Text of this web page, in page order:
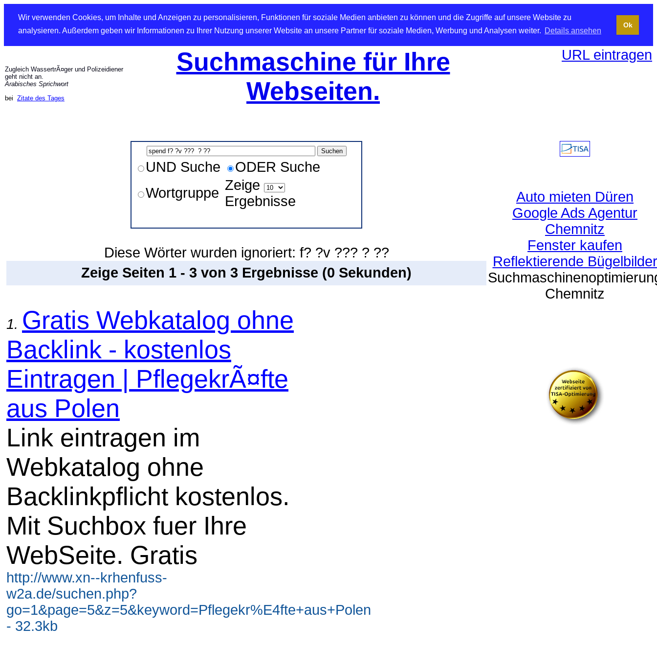
Wir verwenden Cookies, um Inhalte und Anzeigen zu personalisieren, Funktionen für soziale Medien anbieten zu können und die Zugriffe auf unsere Website zu
analysieren. Außerdem geben wir Informationen zu Ihrer Nutzung unserer Website an unsere Partner für soziale Medien, Werbung und Analysen weiter. Details ansehen
Ok
Zugleich WassertrÃ¤ger und Polizeidiener
geht nicht an.
Arabisches Sprichwort
bei Zitate des Tages
Suchmaschine für Ihre
Webseiten.
URL eintragen
UND Suche
ODER Suche
Wortgruppe Zeige
Ergebnisse
Diese Wörter wurden ignoriert: f? ?v ??? ? ??
Zeige Seiten 1 - 3 von 3 Ergebnisse (0 Sekunden)
1. Gratis Webkatalog ohne
Backlink - kostenlos
Eintragen | PflegekrÃ¤fte
aus Polen
Link eintragen im
Webkatalog ohne
Backlinkpflicht kostenlos.
Mit Suchbox fuer Ihre
WebSeite. Gratis
http://www.xn--krhenfuss-
w2a.de/suchen.php?
go=1&page=5&z=5&keyword=Pflegekr%E4fte+aus+Polen
- 32.3kb
Auto mieten Düren
Google Ads Agentur
Chemnitz
Fenster kaufen
Reflektierende Bügelbilder
Chemnitz